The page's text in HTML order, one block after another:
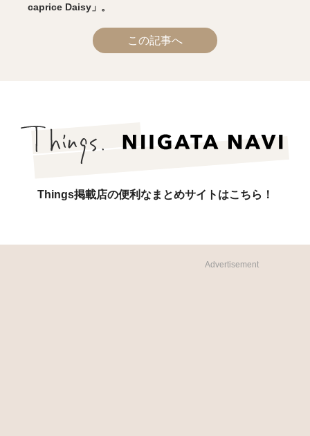
caprice Daisy」。
この記事へ
Things掲載店の便利なまとめサイトはこちら！
Advertisement